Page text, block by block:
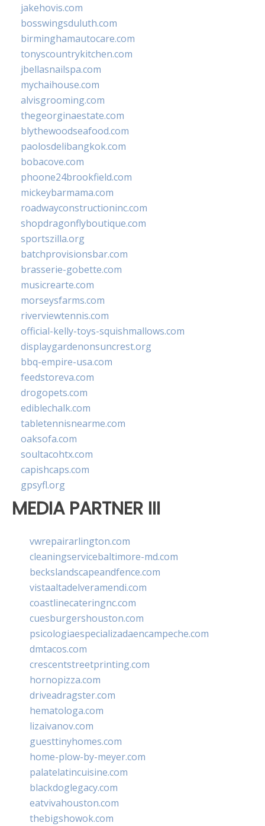
jakehovis.com
bosswingsduluth.com
birminghamautocare.com
tonyscountrykitchen.com
jbellasnailspa.com
mychaihouse.com
alvisgrooming.com
thegeorginaestate.com
blythewoodseafood.com
paolosdelibangkok.com
bobacove.com
phoone24brookfield.com
mickeybarmama.com
roadwayconstructioninc.com
shopdragonflyboutique.com
sportszilla.org
batchprovisionsbar.com
brasserie-gobette.com
musicrearte.com
morseysfarms.com
riverviewtennis.com
official-kelly-toys-squishmallows.com
displaygardenonsuncrest.org
bbq-empire-usa.com
feedstoreva.com
drogopets.com
ediblechalk.com
tabletennisnearme.com
oaksofa.com
soultacohtx.com
capishcaps.com
gpsyfl.org
MEDIA PARTNER III
vwrepairarlington.com
cleaningservicebaltimore-md.com
beckslandscapeandfence.com
vistaaltadelveramendi.com
coastlinecateringnc.com
cuesburgershouston.com
psicologiaespecializadaencampeche.com
dmtacos.com
crescentstreetprinting.com
hornopizza.com
driveadragster.com
hematologa.com
lizaivanov.com
guesttinyhomes.com
home-plow-by-meyer.com
palatelatincuisine.com
blackdoglegacy.com
eatvivahouston.com
thebigshowok.com